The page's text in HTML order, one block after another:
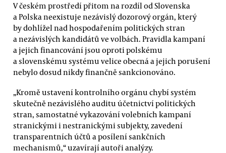
V českém prostředí přitom na rozdíl od Slovenska
a Polska neexistuje nezávislý dozorový orgán, který
by dohlížel nad hospodařením politických stran
a nezávislých kandidátů ve volbách. Pravidla kampaní
a jejich financování jsou oproti polskému
a slovenskému systému velice obecná a jejich porušení
nebylo dosud nikdy finančně sankcionováno.
„Kromě ustavení kontrolního orgánu chybí systém
skutečně nezávislého auditu účetnictví politických
stran, samostatné vykazování volebních kampaní
stranickými i nestranickými subjekty, zavedení
transparentních účtů a posílení sankčních
mechanismů,“ uzavírají autoři analýzy.